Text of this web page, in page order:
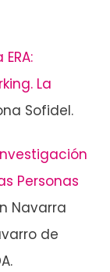
ERA:
La
Sofidel.
Personas
Navarra
de